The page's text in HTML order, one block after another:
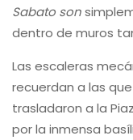
Sabato son
dentro de muros
Las escaleras
recuerdan a las
trasladaron a la
por la inmensa